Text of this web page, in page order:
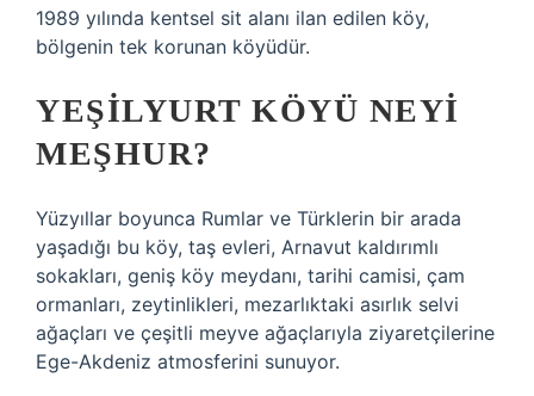
1989 yılında kentsel sit alanı ilan edilen köy,
bölgenin tek korunan köyüdür.
YEŞILYURT KÖYÜ NEYI
MEŞHUR?
Yüzyıllar boyunca Rumlar ve Türklerin bir arada
yaşadığı bu köy, taş evleri, Arnavut kaldırımlı
sokakları, geniş köy meydanı, tarihi camisi, çam
ormanları, zeytinlikleri, mezarlıktaki asırlık selvi
ağaçları ve çeşitli meyve ağaçlarıyla ziyaretçilerine
Ege-Akdeniz atmosferini sunuyor.